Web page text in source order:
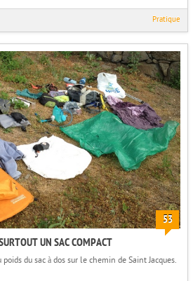
Pratique
53
UN SAC COMPACT
du sac à dos sur le chemin de Saint Jacques.